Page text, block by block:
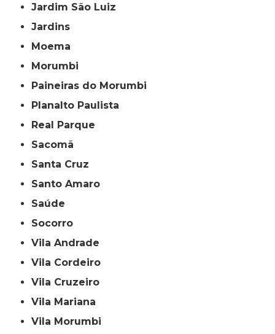
Jardim São Luiz
Jardins
Moema
Morumbi
Paineiras do Morumbi
Planalto Paulista
Real Parque
Sacomã
Santa Cruz
Santo Amaro
Saúde
Socorro
Vila Andrade
Vila Cordeiro
Vila Cruzeiro
Vila Mariana
Vila Morumbi